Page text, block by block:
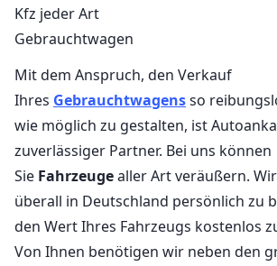
Kfz jeder Art
Gebrauchtwagen
Mit dem Anspruch, den Verkauf
Ihres Gebrauchtwagensso
wie möglich zu gestalten, ist
zuverlässiger Partner. Bei uns können
Sie Fahrzeugealler Art veräußern.
überall in Deutschland persönlich zu
den Wert Ihres Fahrzeugs kostenlos
Von Ihnen benötigen wir neben den